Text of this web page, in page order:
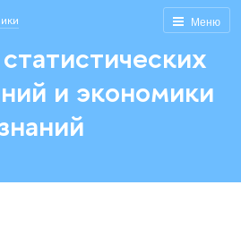
Меню
и экономики